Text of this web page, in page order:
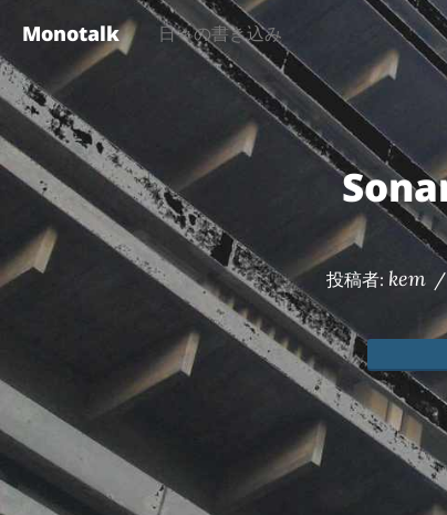
Monotalk 日々の書き込み
投稿者: kem /